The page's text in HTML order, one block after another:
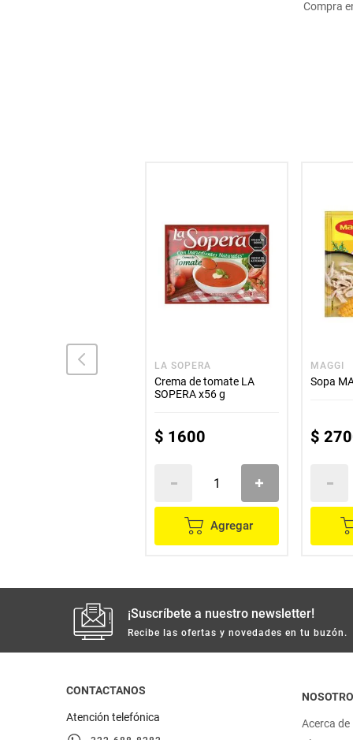
Compra
LA SOPERA
Crema de tomate LA
SOPERA x56 g
$ 1600
Agregar
MAGGI
Sopa
$
¡Suscríbete a nuestro newsletter!
Recibe las ofertas y novedades en tu buzón.
CONTACTANOS
Atención telefónica
Acerca